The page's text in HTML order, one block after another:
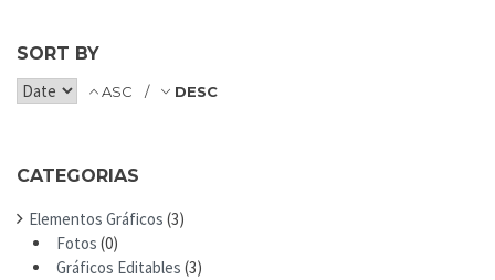
C
H
F
:
SORT BY
ASC DESC
CATEGORIAS
Elementos Gráficos (3)
Fotos (0)
Gráficos Editables (3)